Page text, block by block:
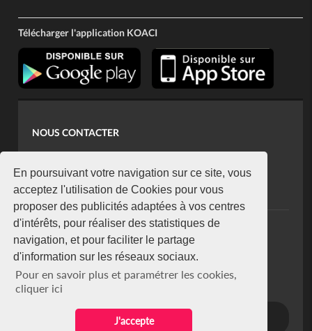
En poursuivant votre navigation sur ce site, vous
acceptez l'utilisation de Cookies pour vous
proposer des publicités adaptées à vos centres
d'intérêts, pour réaliser des statistiques de
navigation, et pour faciliter le partage
d'information sur les réseaux sociaux.
Pour en savoir plus et paramétrer les cookies,
cliquer ici
J'accepte
Télécharger l'application KOACI
NOUS CONTACTER
koaci@yahoo.fr
+225 07 08 85 52 93
NEWSLETTER
Restez connecté via notre newsletter
S'abonner
Se désabonner